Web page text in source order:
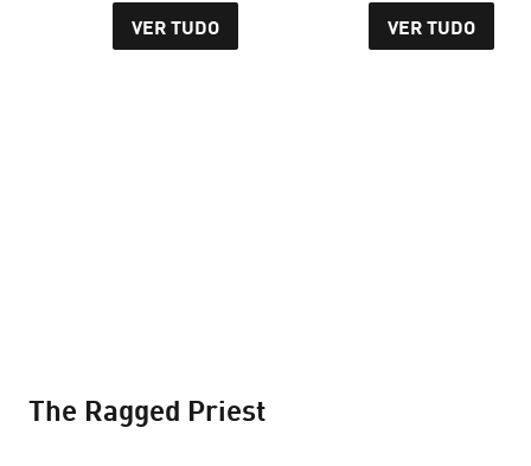
VER TUDO VER TUDO
The Ragged Priest